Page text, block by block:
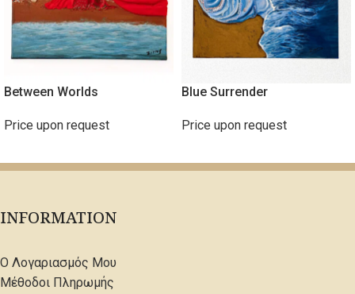
Between Worlds
Price upon request
Blue Surrender
Price upon request
INFORMATION
Ο Λογαριασμός Μου
Μέθοδοι Πληρωμής